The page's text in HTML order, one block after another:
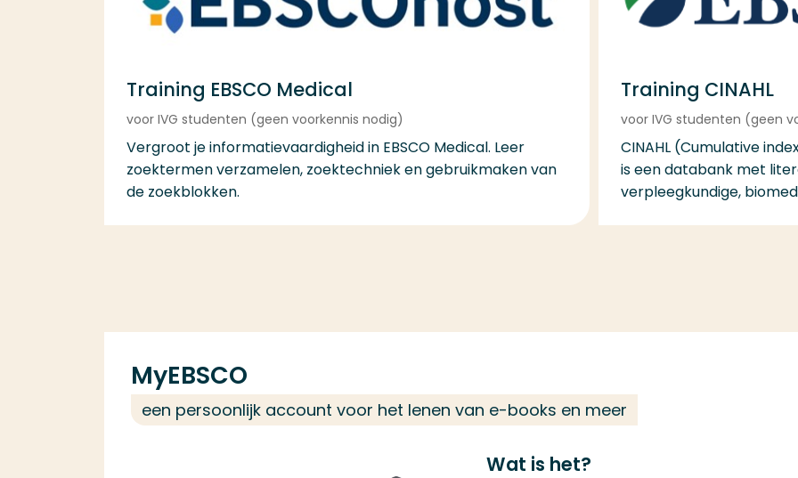
Training EBSCO Medical
voor IVG studenten (geen voorkennis nodig)
Vergroot je informatievaardigheid in EBSCO Medical. Leer
zoektermen verzamelen, zoektechniek en gebruikmaken van
de zoekblokken.
Training CINAHL
voor IVG studenten (geen
CINAHL (Cumulative
is een databank met
verpleegkundige,
MyEBSCO
een persoonlijk account voor het lenen van e-books en meer
Wat is het?